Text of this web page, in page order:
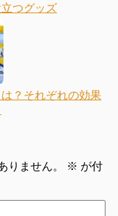
つグッズ
？それぞれの効果
りません。 ※ が付